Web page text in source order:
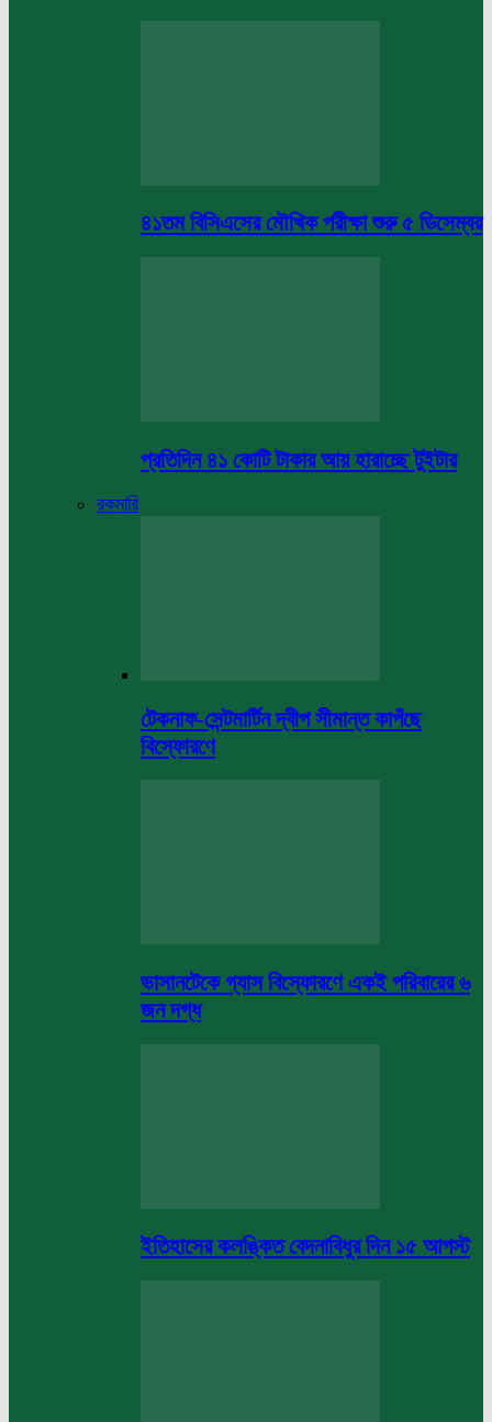
৪১তম বিসিএসের মৌখিক পরীক্ষা শুরু ৫ ডিসেম্বর
প্রতিদিন ৪১ কোটি টাকার আয় হারাচ্ছে টুইটার
রকমারি
টেকনাফ-সেন্টমার্টিন দ্বীপ সীমান্ত কাপঁছে
বিস্ফোরণে
ভাসানটেকে গ্যাস বিস্ফোরণে একই পরিবারের ৬
জন দগ্ধ
ইতিহাসের কলঙ্কিত বেদনাবিধুর দিন ১৫ আগস্ট